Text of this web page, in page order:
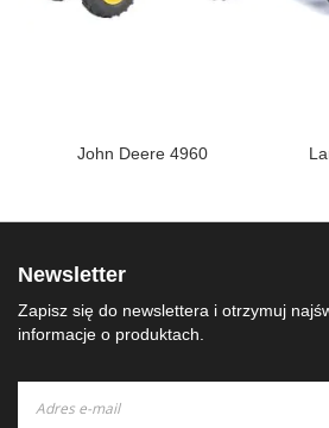
John Deere 4960
Newsletter
Zapisz się do newslettera i otrzymuj
informacje o produktach.
nasz